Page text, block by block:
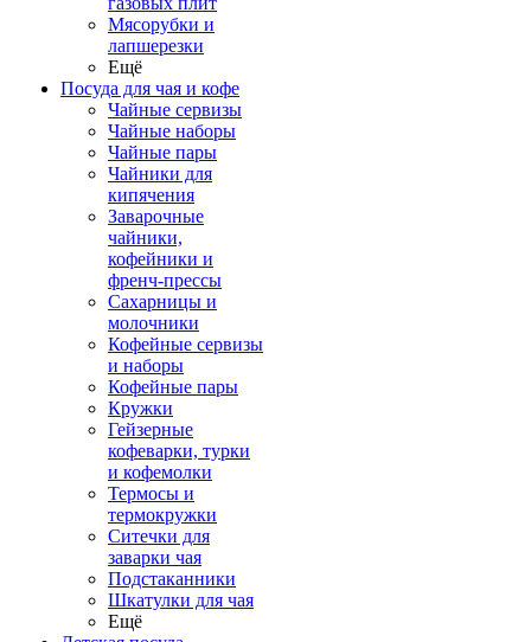
Мясорубки и
лапшерезки
Ещё
Посуда для чая и кофе
Чайные сервизы
Чайные наборы
Чайные пары
Чайники для
кипячения
Заварочные
чайники,
кофейники и
френч-прессы
Сахарницы и
молочники
Кофейные сервизы
и наборы
Кофейные пары
Кружки
Гейзерные
кофеварки, турки
и кофемолки
Термосы и
термокружки
Ситечки для
заварки чая
Подстаканники
Шкатулки для чая
Ещё